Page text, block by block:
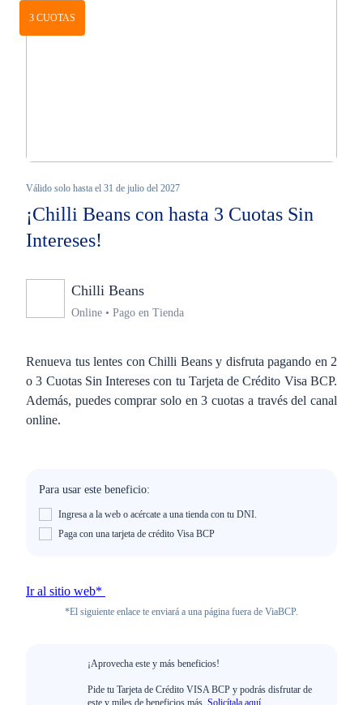
3 CUOTAS
Válido solo hasta el 31 de julio del 2027
¡Chilli Beans con hasta 3 Cuotas Sin
Intereses!
Chilli Beans
Online • Pago en Tienda
Renueva tus lentes con Chilli Beans y disfruta pagando en 2
o 3 Cuotas Sin Intereses con tu Tarjeta de Crédito Visa BCP.
Además, puedes comprar solo en 3 cuotas a través del canal
online.
Para usar este beneficio:
Ingresa a la web o acércate a una tienda con tu DNI.
Paga con una tarjeta de crédito Visa BCP
Ir al sitio web*
*El siguiente enlace te enviará a una página fuera de ViaBCP.
¡Aprovecha este y más beneficios!
Pide tu Tarjeta de Crédito VISA BCP y podrás disfrutar de
este y miles de beneficios más. Solicítala aquí